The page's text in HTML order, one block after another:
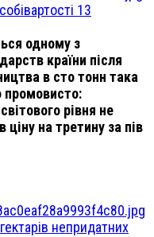
13
одному з
країни після
в сто тонн така
промовисто:
рівня не
на третину за пів
непридатних